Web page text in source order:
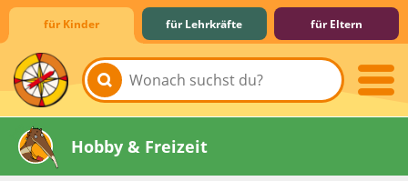
für Kinder für Lehrkräfte für Eltern
Lernen & Schule
Hobby & Freizeit